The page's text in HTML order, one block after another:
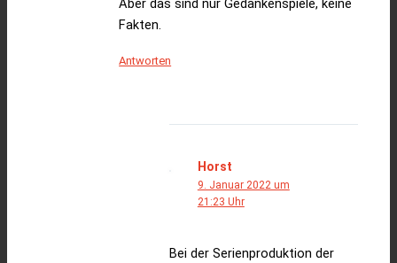
Aber das sind nur Gedankenspiele, keine
Fakten.
Antworten
Horst
9. Januar 2022 um
21:23 Uhr
Bei der Serienproduktion der